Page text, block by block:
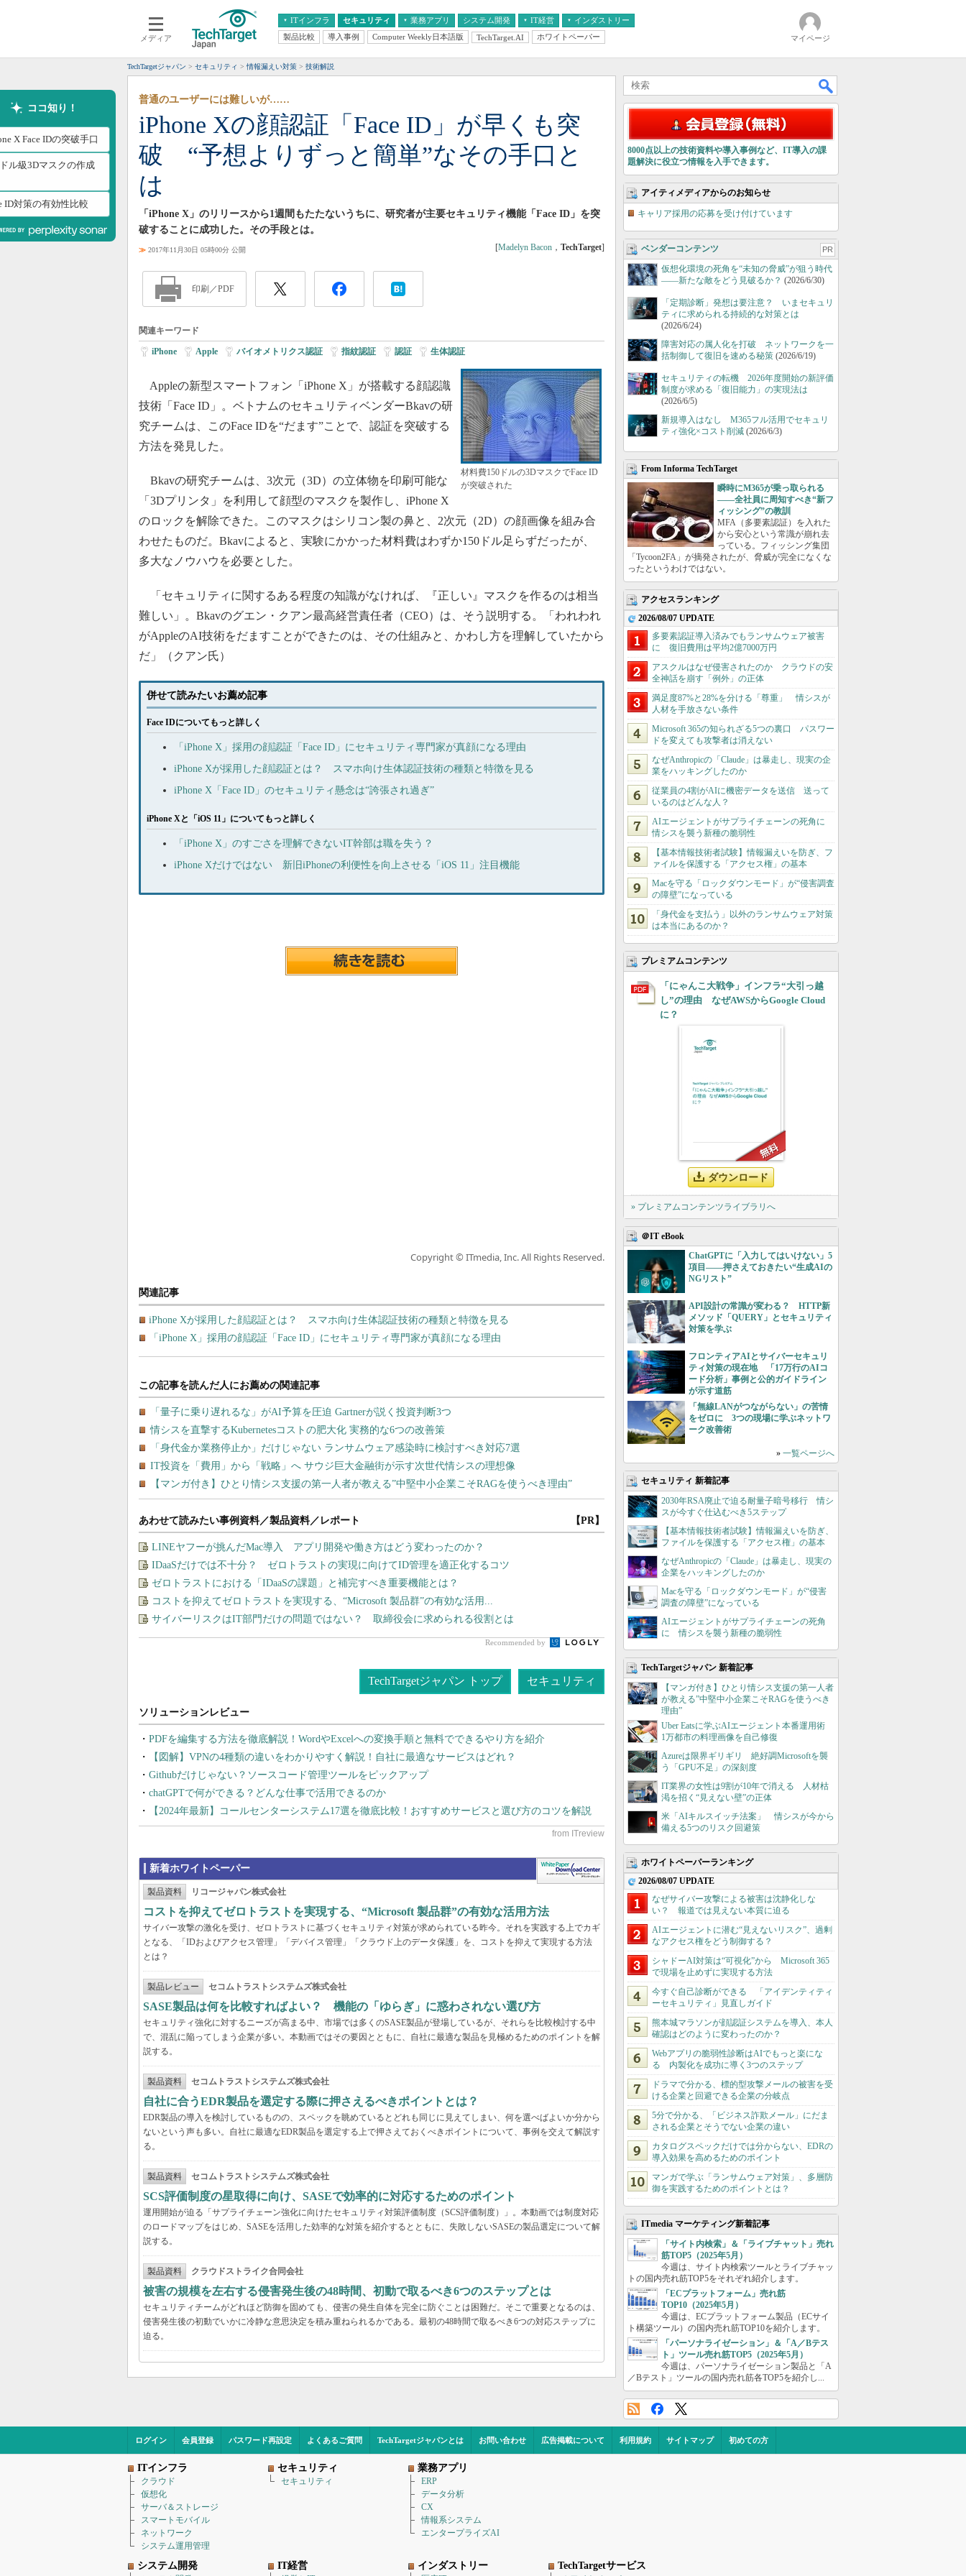
メディア
ITインフラ
クラウド
スマートモバイル
ネットワーク
システム運用管理
セキュリティ 業務アプリ
エンタープライズAI
ERP
CX
情報系システム
システム開発 IT経営
経営とIT
インダストリー
医療IT
製品比較 導入事例 Computer Weekly日本語版 TechTarget.AI ホワイトペーパー マイページ
TechTargetジャパン セキュリティ 情報漏えい対策 技術解説
ココ知り！
X Face IDの突破手口
ル級3Dマスクの作成
ID対策の有効性比較
iPhone Xの顔認証「Face ID」が早くも突
破 “予想よりずっと簡単”なその手口と
は
普通のユーザーには難しいが……
「iPhone X」のリリースから1週間もたたないうちに、研究者が主要セキュリティ機能「Face ID」を突
破することに成功した。その手段とは。
≫ 2017年11月30日 05時00分 公開 [Madelyn Bacon ， TechTarget]
印刷／PDF
関連キーワード
iPhone Apple バイオメトリクス認証 指紋認証 認証 生体認証
材料費150ドルの3DマスクでFace ID
が突破された
Appleの新型スマートフォン「iPhone X」が搭載する顔認識
技術「Face ID」。ベトナムのセキュリティベンダーBkavの研
究チームは、このFace IDを“だます”ことで、認証を突破する
方法を発見した。
Bkavの研究チームは、3次元（3D）の立体物を印刷可能な
「3Dプリンタ」を利用して顔型のマスクを製作し、iPhone X
のロックを解除できた。このマスクはシリコン製の鼻と、2次元（2D）の顔画像を組み合
わせたものだ。Bkavによると、実験にかかった材料費はわずか150ドル足らずだったが、
多大なノウハウを必要とした。
「セキュリティに関するある程度の知識がなければ、『正しい』マスクを作るのは相当
難しい」。Bkavのグエン・クアン最高経営責任者（CEO）は、そう説明する。「われわれ
がAppleのAI技術をだますことができたのは、その仕組みと、かわし方を理解していたから
だ」（クアン氏）
併せて読みたいお薦め記事
Face IDについてもっと詳しく
「iPhone X」採用の顔認証「Face ID」にセキュリティ専門家が真顔になる理由
iPhone Xが採用した顔認証とは？ スマホ向け生体認証技術の種類と特徴を見る
iPhone X「Face ID」のセキュリティ懸念は“誇張され過ぎ”
iPhone Xと「iOS 11」についてもっと詳しく
「iPhone X」のすごさを理解できないIT幹部は職を失う？
iPhone Xだけではない 新旧iPhoneの利便性を向上させる「iOS 11」注目機能
Copyright © ITmedia, Inc. All Rights Reserved.
関連記事
iPhone Xが採用した顔認証とは？ スマホ向け生体認証技術の種類と特徴を見る
「iPhone X」採用の顔認証「Face ID」にセキュリティ専門家が真顔になる理由
あわせて読みたい事例資料／製品資料／レポート 【PR】
LINEヤフーが挑んだMac導入 アプリ開発や働き方はどう変わったのか？
IDaaSだけでは不十分？ ゼロトラストの実現に向けてID管理を適正化するコツ
ゼロトラストにおける「IDaaSの課題」と補完すべき重要機能とは？
コストを抑えてゼロトラストを実現する、“Microsoft 製品群”の有効な活用...
サイバーリスクはIT部門だけの問題ではない？ 取締役会に求められる役割とは
Recommended by
TechTargetジャパン トップ セキュリティ
PDFを編集する方法を徹底解説！WordやExcelへの変換手順と無料でできるやり方を紹介
【図解】VPNの4種類の違いをわかりやすく解説！自社に最適なサービスはどれ？
Githubだけじゃない？ソースコード管理ツールをピックアップ
chatGPTで何ができる？どんな仕事で活用できるのか
【2024年最新】コールセンターシステム17選を徹底比較！おすすめサービスと選び方のコツを解説
新着ホワイトペーパー
製品資料 リコージャパン株式会社
コストを抑えてゼロトラストを実現する、“Microsoft 製品群”の有効な活用方法
サイバー攻撃の激化を受け、ゼロトラストに基づくセキュリティ対策が求められている昨今。それを実践する上でカギ
となる、「IDおよびアクセス管理」「デバイス管理」「クラウド上のデータ保護」を、コストを抑えて実現する方法
とは？
製品レビュー セコムトラストシステムズ株式会社
SASE製品は何を比較すればよい？ 機能の「ゆらぎ」に惑わされない選び方
セキュリティ強化に対するニーズが高まる中、市場では多くのSASE製品が登場しているが、それらを比較検討する中
で、混乱に陥ってしまう企業が多い。本動画ではその要因とともに、自社に最適な製品を見極めるためのポイントを解
説する。
製品資料 セコムトラストシステムズ株式会社
自社に合うEDR製品を選定する際に押さえるべきポイントとは？
EDR製品の導入を検討しているものの、スペックを眺めているとどれも同じに見えてしまい、何を選べばよいか分から
ないという声も多い。自社に最適なEDR製品を選定する上で押さえておくべきポイントについて、事例を交えて解説す
る。
製品資料 セコムトラストシステムズ株式会社
SCS評価制度の星取得に向け、SASEで効率的に対応するためのポイント
運用開始が迫る「サプライチェーン強化に向けたセキュリティ対策評価制度（SCS評価制度）」。本動画では制度対応
のロードマップをはじめ、SASEを活用した効率的な対策を紹介するとともに、失敗しないSASEの製品選定について解
説する。
製品資料 クラウドストライク合同会社
被害の規模を左右する侵害発生後の48時間、初動で取るべき6つのステップとは
セキュリティチームがどれほど防御を固めても、侵害の発生自体を完全に防ぐことは困難だ。そこで重要となるのは、
侵害発生後の初動でいかに冷静な意思決定を積み重ねられるかである。最初の48時間で取るべき6つの対応ステップに
迫る。
8000点以上の技術資料や導入事例など、IT導入の課
題解決に役立つ情報を入手できます。
アイティメディアからのお知らせ
キャリア採用の応募を受け付けています
ベンダーコンテンツ PR
仮想化環境の死角を“未知の脅威”が狙う時代
――新たな敵をどう見破るか？ (2026/6/30)
「定期診断」発想は要注意？ いまセキュリ
ティに求められる持続的な対策とは
(2026/6/24)
障害対応の属人化を打破 ネットワークを一
括制御して復旧を速める秘策 (2026/6/19)
セキュリティの転機 2026年度開始の新評価
制度が求める「復旧能力」の実現法は
(2026/6/5)
新規導入はなし M365フル活用でセキュリ
ティ強化×コスト削減 (2026/6/3)
From Informa TechTarget
瞬時にM365が乗っ取られる
――全社員に周知すべき“新フ
ィッシング”の教訓
MFA（多要素認証）を入れた
から安心という常識が崩れ去
っている。フィッシング集団
「Tycoon2FA」が摘発されたが、脅威が完全になくな
ったというわけではない。
アクセスランキング
2026/08/07 UPDATE
多要素認証導入済みでもランサムウェア被害
に 復旧費用は平均2億7000万円
アスクルはなぜ侵害されたのか クラウドの安
全神話を崩す「例外」の正体
満足度87%と28%を分ける「尊重」 情シスが
人材を手放さない条件
Microsoft 365の知られざる5つの裏口 パスワー
ドを変えても攻撃者は消えない
なぜAnthropicの「Claude」は暴走し、現実の企
業をハッキングしたのか
従業員の4割がAIに機密データを送信 送って
いるのはどんな人？
AIエージェントがサプライチェーンの死角に
情シスを襲う新種の脆弱性
【基本情報技術者試験】情報漏えいを防ぎ、フ
ァイルを保護する「アクセス権」の基本
Macを守る「ロックダウンモード」が“侵害調査
の障壁”になっている
「身代金を支払う」以外のランサムウェア対策
は本当にあるのか？
プレミアムコンテンツ
「にゃんこ大戦争」インフラ“大引っ越
し”の理由 なぜAWSからGoogle Cloud
に？
ダウンロード
» プレミアムコンテンツライブラリへ
＠IT eBook
ChatGPTに「入力してはいけない」5
項目――押さえておきたい“生成AIの
NGリスト”
API設計の常識が変わる？ HTTP新
メソッド「QUERY」とセキュリティ
対策を学ぶ
フロンティアAIとサイバーセキュリ
ティ対策の現在地 「17万行のAIコ
ード分析」事例と公的ガイドライン
が示す道筋
「無線LANがつながらない」の苦情
をゼロに 3つの現場に学ぶネットワ
ーク改善術
» 一覧ページへ
セキュリティ 新着記事
2030年RSA廃止で迫る耐量子暗号移行 情シ
スが今すぐ仕込むべき5ステップ
【基本情報技術者試験】情報漏えいを防ぎ、
ファイルを保護する「アクセス権」の基本
なぜAnthropicの「Claude」は暴走し、現実の
企業をハッキングしたのか
Macを守る「ロックダウンモード」が“侵害
調査の障壁”になっている
AIエージェントがサプライチェーンの死角
に 情シスを襲う新種の脆弱性
TechTargetジャパン 新着記事
【マンガ付き】ひとり情シス支援の第一人者
が教える”中堅中小企業こそRAGを使うべき
理由”
Uber Eatsに学ぶAIエージェント本番運用術
1万都市の料理画像を自己修復
Azureは限界ギリギリ 絶好調Microsoftを襲
う「GPU不足」の深刻度
IT業界の女性は9割が10年で消える 人材枯
渇を招く“見えない壁”の正体
米「AIキルスイッチ法案」 情シスが今から
備える5つのリスク回避策
ホワイトペーパーランキング
2026/08/07 UPDATE
なぜサイバー攻撃による被害は沈静化しな
い？ 報道では見えない本質に迫る
AIエージェントに潜む“見えないリスク”、過剰
なアクセス権をどう制御する？
シャドーAI対策は“可視化”から Microsoft 365
で現場を止めずに実現する方法
今すぐ自己診断ができる 「アイデンティティ
ーセキュリティ」見直しガイド
熊本城マラソンが顔認証システムを導入、本人
確認はどのように変わったのか？
Webアプリの脆弱性診断はAIでもっと楽にな
る 内製化を成功に導く3つのステップ
ドラマで分かる、標的型攻撃メールの被害を受
ける企業と回避できる企業の分岐点
5分で分かる、「ビジネス詐欺メール」にだま
される企業とそうでない企業の違い
カタログスペックだけでは分からない、EDRの
導入効果を高めるためのポイント
マンガで学ぶ「ランサムウェア対策」、多層防
御を実践するためのポイントとは？
ITmedia マーケティング新着記事
「サイト内検索」＆「ライブチャット」売れ
筋TOP5（2025年5月）
今週は、サイト内検索ツールとライブチャッ
トの国内売れ筋TOP5をそれぞれ紹介します。
「ECプラットフォーム」売れ筋
TOP10（2025年5月）
今週は、ECプラットフォーム製品（ECサイ
ト構築ツール）の国内売れ筋TOP10を紹介します。
「パーソナライゼーション」＆「A／Bテス
ト」ツール売れ筋TOP5（2025年5月）
今週は、パーソナライゼーション製品と「A
／Bテスト」ツールの国内売れ筋各TOP5を紹介し...
ログイン 会員登録 パスワード再設定 よくあるご質問 TechTargetジャパンとは お問い合わせ 広告掲載について 利用規約 サイトマップ 初めての方
ITインフラ
クラウド
仮想化
サーバ＆ストレージ
スマートモバイル
ネットワーク
システム運用管理
セキュリティ
セキュリティ
業務アプリ
ERP
データ分析
CX
情報系システム
エンタープライズAI
システム開発 IT経営 インダストリー TechTargetサービス